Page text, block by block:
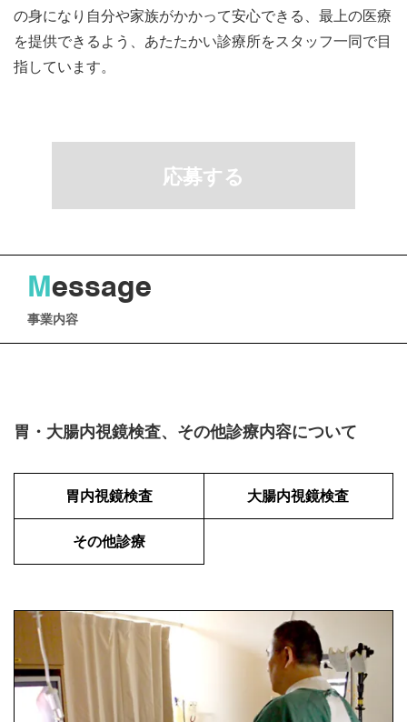
の身になり自分や家族がかかって安心できる、最上の医療
を提供できるよう、あたたかい診療所をスタッフ一同で目
指しています。
応募する
Message
事業内容
胃・大腸内視鏡検査、その他診療内容について
胃内視鏡検査 大腸内視鏡検査
その他診療